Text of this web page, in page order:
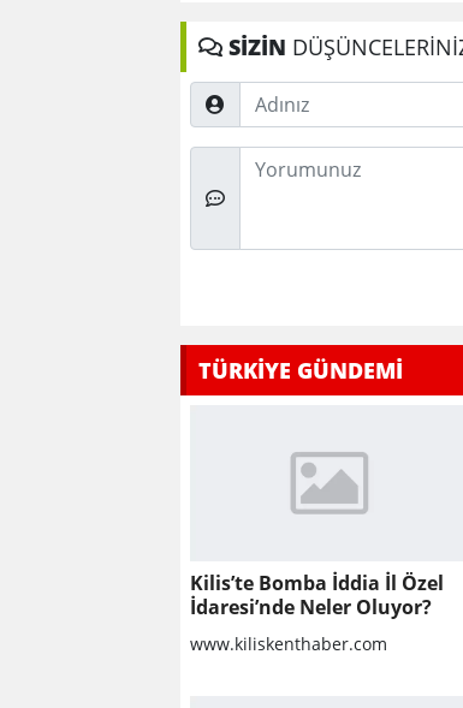
SİZİN
Adınız
Düşünceleriniz
TÜRKİYE GÜNDEMİ
Kilis’te Bomba İddia İl Özel
İdaresi’nde Neler Oluyor?
www.kiliskenthaber.com